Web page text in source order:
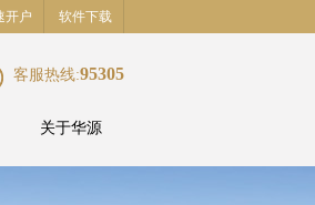
开户 软件下载
客服热线:95305
关于华源